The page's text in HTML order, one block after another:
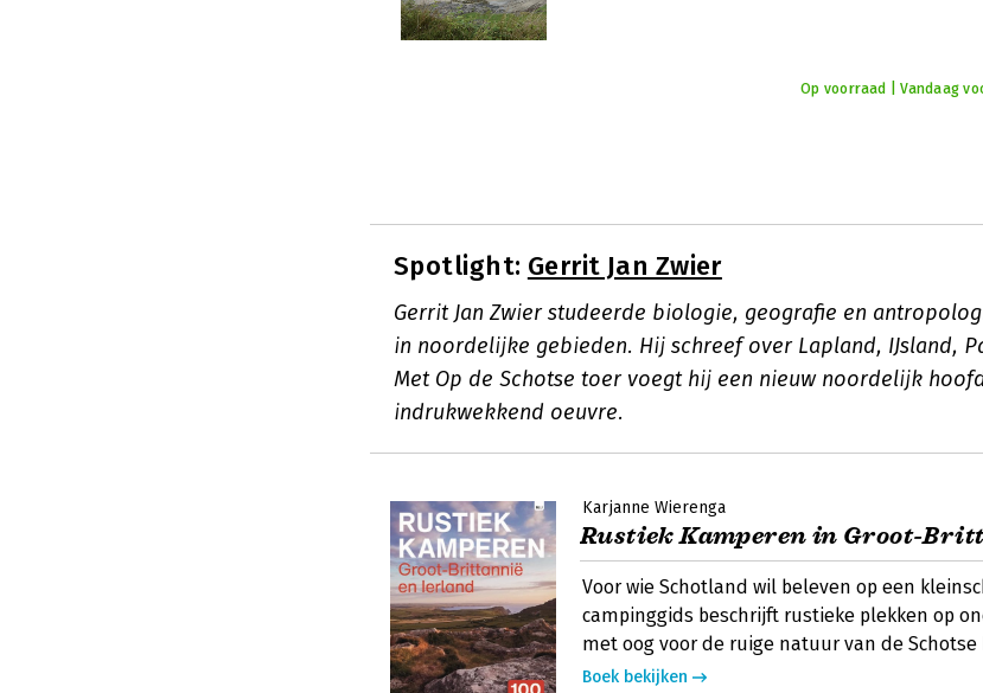
Op voorraad | Vandaag
Spotlight: Gerrit Jan Zwier
Gerrit Jan Zwier studeerde biologie, geografie en
in noordelijke gebieden. Hij schreef over Lapland, IJsland,
Met Op de Schotse toer voegt hij een nieuw noordelijk
indrukwekkend oeuvre.
Karjanne Wierenga
Rustiek Kamperen in Groot-
Voor wie Schotland wil beleven op een
campinggids beschrijft rustieke plekken op
met oog voor de ruige natuur van de Schotse
Boek bekijken